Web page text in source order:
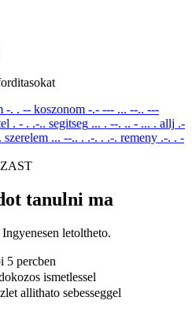
-. . -- koszonom -.- --- ... --.. ---
. - . .-.. segitseg ... . --. .. - ... . allj .-
szerelem ... --.. . .-. . .-. remeny .-. . -
tanulni ma
letoltheto.
5 percben
ismetlessel
allithato sebesseggel